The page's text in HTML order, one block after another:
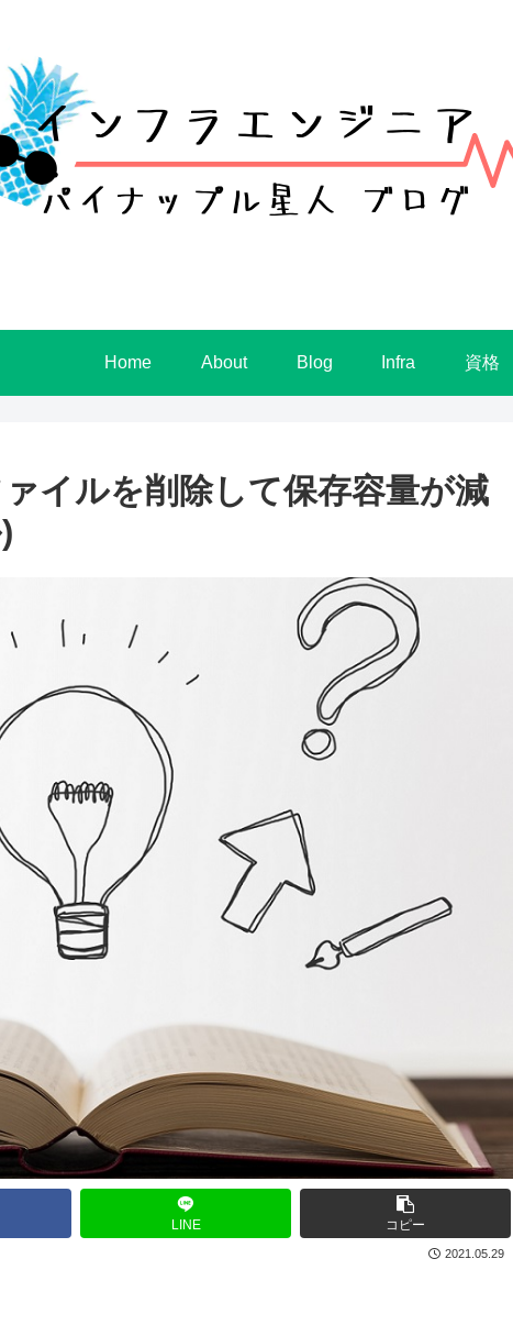
Home About Blog Infra 資格
イルを削除して保存容量が減
LINE コピー
2021.05.29